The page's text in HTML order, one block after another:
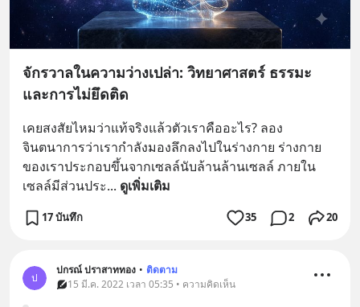
จักรวาลในความว่างเปล่า: วิทยาศาสตร์ ธรรมะ
และการไม่ยึดติด
เคยสงสัยไหมว่าแท้จริงแล้วตัวเราคืออะไร? ลอง
จินตนาการว่าเรากำลังมองลึกลงไปในร่างกาย ร่างกาย
ของเราประกอบขึ้นจากเซลล์นับล้านล้านเซลล์ ภายใน
เซลล์มีส่วนประ... ดูเพิ่มเติม
17 บันทึก 35 2 20
ป
ปกรณ์ ปราสาททอง • ติดตาม
15 มี.ค. 2022 เวลา 05:35 • ความคิดเห็น